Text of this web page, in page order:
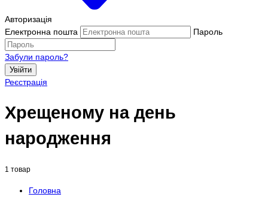
Авторизація
Електронна пошта
Пароль
Забули пароль?
Увійти
Реєстрація
Хрещеному на день
народження
1 товар
Головна